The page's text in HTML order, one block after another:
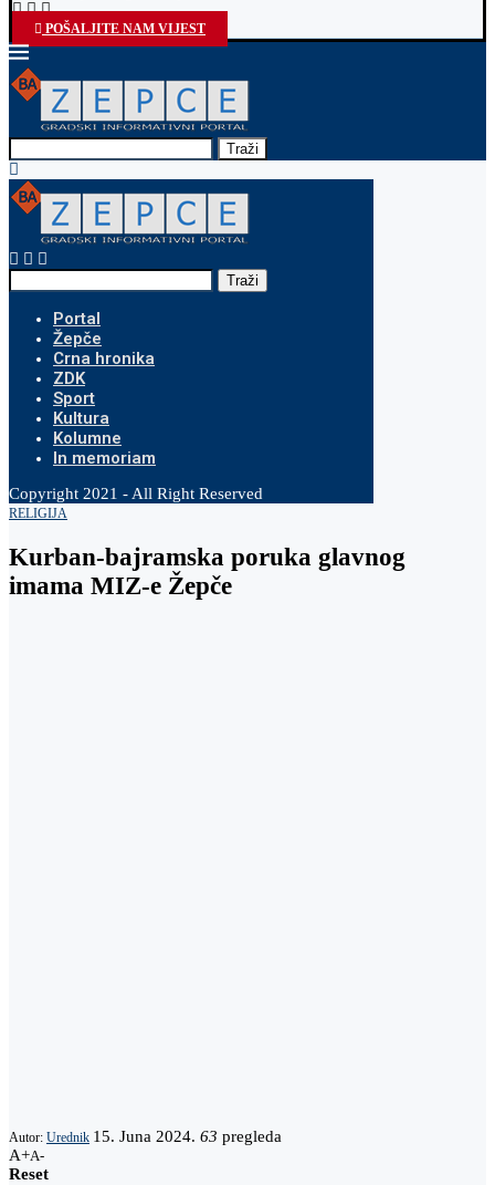
POŠALJITE NAM VIJEST
Traži
Traži
Portal
Žepče
Crna hronika
ZDK
Sport
Kultura
Kolumne
In memoriam
Copyright 2021 - All Right Reserved
RELIGIJA
Kurban-bajramska poruka glavnog
imama MIZ-e Žepče
Autor: Urednik 15. Juna 2024. 63 pregleda
A+A-
Reset